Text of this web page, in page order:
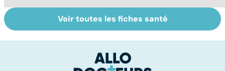
médicaments en
Tout savoir sur
les infections
Voir toutes les fiches santé